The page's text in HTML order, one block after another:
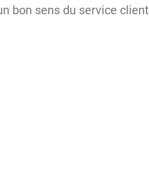
bon sens du service client